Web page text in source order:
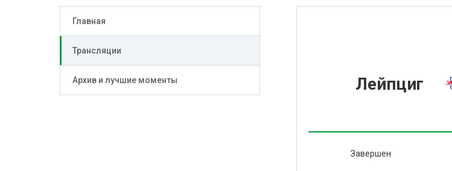
Главная
Трансляции
Архив и лучшие моменты Лейпциг
Завершен